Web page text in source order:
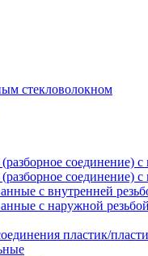
стекловолокном
соединение) с
соединение) с
с внутренней
с наружной резьбой
пластик/